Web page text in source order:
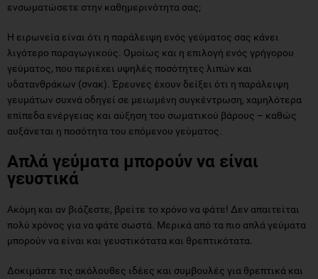
ενσωματώσετε στην καθημερινότητα σας;
Η ειρωνεία είναι ότι η παράλειψη ενός γεύματος σας κάνει
λιγότερο παραγωγικούς. Ομοίως και η επιλογή ενός γρήγορου
γεύματος, που περιέχει υψηλές ποσότητες λιπών και
υδατανθράκων (σνακ). Έρευνες έχουν δείξει ότι η παράλειψη
γευμάτων συχνά οδηγεί σε μειωμένη συγκέντρωση, χαμηλότερα
επίπεδα ενέργειας και αύξηση του σωματικού βάρους – καθώς
αυξάνεται η ποσότητα του επόμενου γεύματος.
Απλά γεύματα μπορούν να είναι
γευστικά
Ακόμη και αν βιάζεστε, βρείτε το χρόνο να φάτε! Δεν απαιτείται
πολύ χρόνος για να φάτε σωστά. Μερικά από τα πιο απλά γεύματα
μπορούν να είναι και γευστικότατα και θρεπτικότατα.
Δοκιμάστε τις ακόλουθες ιδέες και συμβουλές για θρεπτικά και